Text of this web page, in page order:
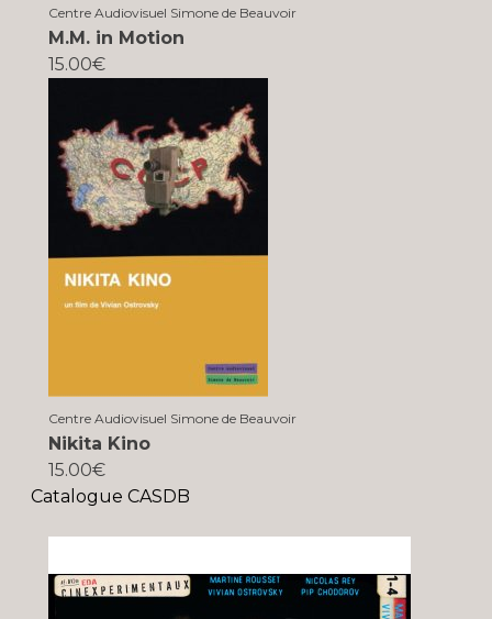
Centre Audiovisuel Simone de Beauvoir
M.M. in Motion
15.00€
Centre Audiovisuel Simone de Beauvoir
Nikita Kino
15.00€
Catalogue CASDB